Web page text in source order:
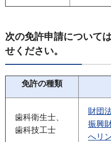
次の免許申請について
せください。
免許の種類
歯科衛生士、
歯科技工士
財団
振興
へリ